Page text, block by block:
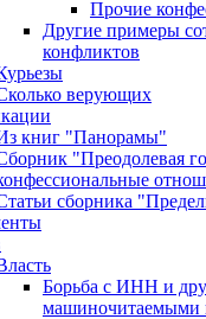
Прочие
Другие примеры
конфликтов
верующих
книг "Панорамы"
"Преодолевая
сборника
Борьба с ИНН и
машиночитаемыми